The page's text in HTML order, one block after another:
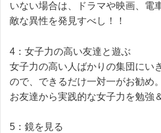
いない場合は、ドラマや映画、電
敵な異性を発見すべし！！
4：女子力の高い友達と遊ぶ
女子力の高い人ばかりの集団にい
ので、できるだけ一対一がお勧め。
お友達から実践的な女子力を勉強
5：鏡を見る